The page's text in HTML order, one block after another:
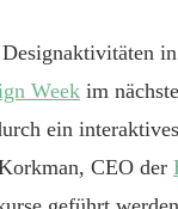
Week im
ein
CEO der